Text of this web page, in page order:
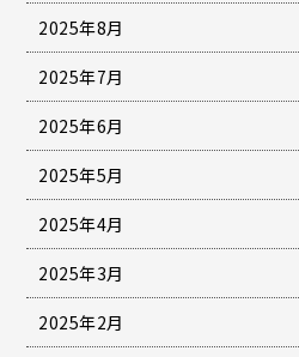
2025年8月
2025年7月
2025年6月
2025年5月
2025年4月
2025年3月
2025年2月